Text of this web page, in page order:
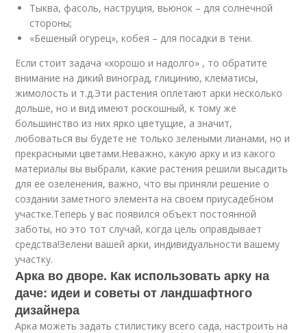
Тыква, фасоль, наструция, вьюнок – для солнечной
стороны;
«Бешеный огурец», кобея – для посадки в тени.
Если стоит задача «хорошо и надолго» , то обратите
внимание на дикий виноград, глицинию, клематисы,
жимолость и т.д.Эти растения оплетают арки несколько
дольше, но и вид имеют роскошный, к тому же
большинство из них ярко цветущие, а значит,
любоваться вы будете не только зелеными лианами, но и
прекрасными цветами.Неважно, какую арку и из какого
материалы вы выбрали, какие растения решили высадить
для ее озеленения, важно, что вы приняли решение о
создании заметного элемента на своем приусадебном
участке.Теперь у вас появился объект постоянной
заботы, но это тот случай, когда цель оправдывает
средства!Зелени вашей арки, индивидуальности вашему
участку.
Арка во дворе. Как использовать арку на
даче: идеи и советы от ландшафтного
дизайнера
Арка можеть задать стилистику всего сада, настроить на